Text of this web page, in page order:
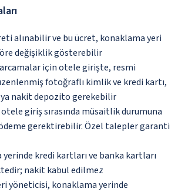
alınabilir ve bu ücret, konaklama yeri
değişiklik gösterebilir
için otele girişte, resmi
fotoğraflı kimlik ve kredi kartı,
nakit depozito gerekebilir
giriş sırasında müsaitlik durumuna
ödeme gerektirebilir. Özel talepler garanti
kredi kartları ve banka kartları
nakit kabul edilmez
yöneticisi, konaklama yerinde